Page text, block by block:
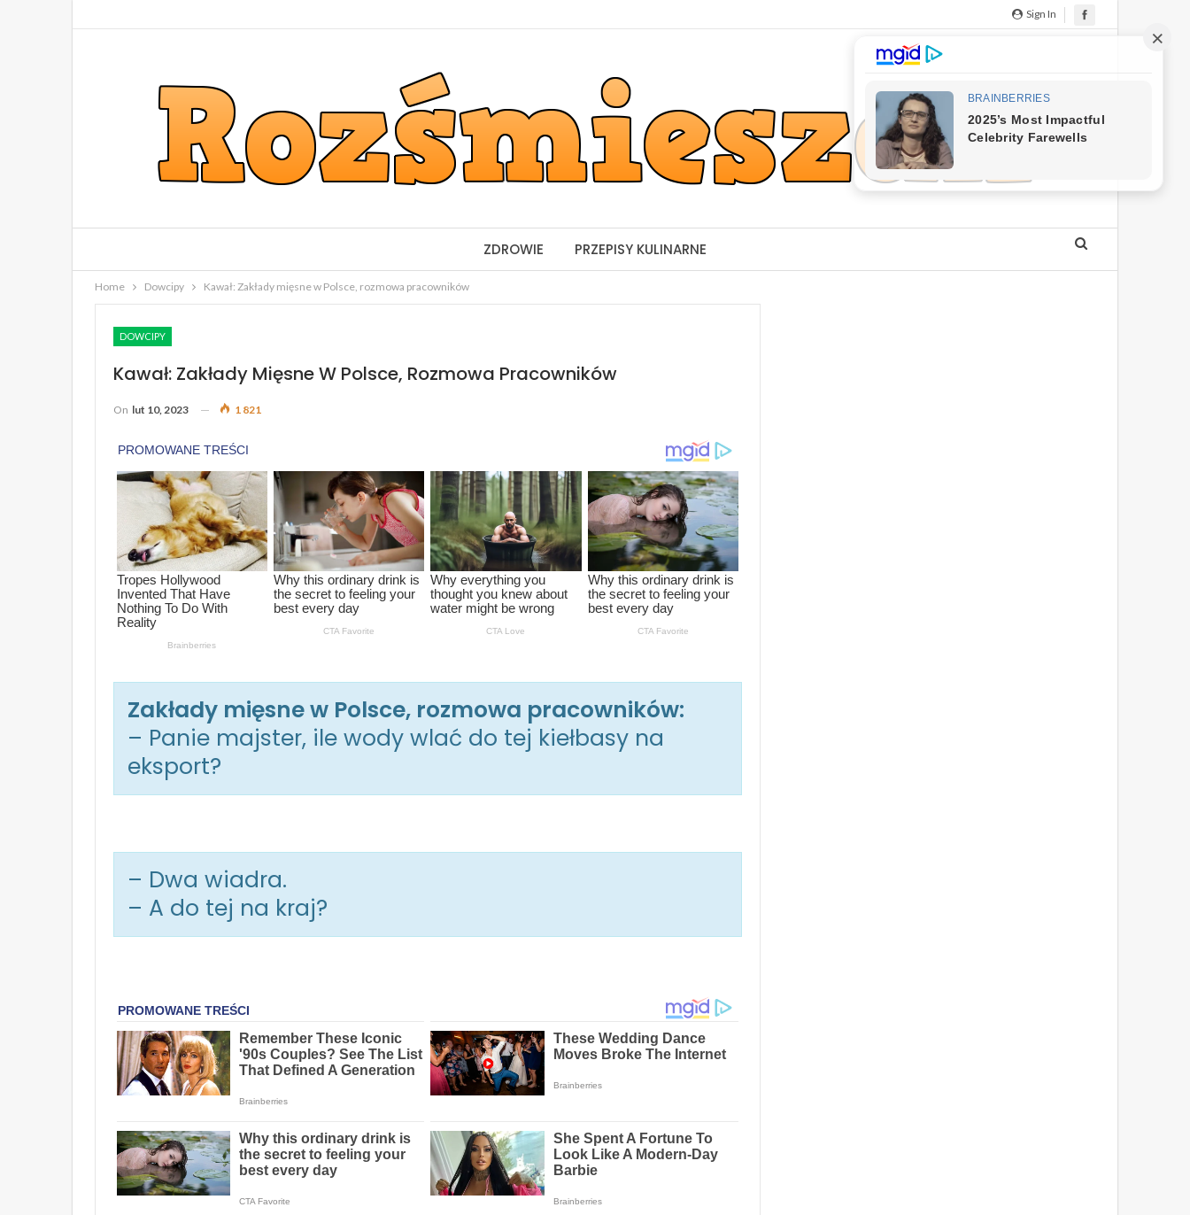
Sign In
ZDROWIE PRZEPISY KULINARNE
Home Dowcipy Kawał: Zakłady mięsne w Polsce, rozmowa pracowników
DOWCIPY
Kawał: Zakłady Mięsne W Polsce, Rozmowa Pracowników
On lut 10, 2023 1 821
Zakłady mięsne w Polsce, rozmowa pracowników:
– Panie majster, ile wody wlać do tej kiełbasy na
eksport?
– Dwa wiadra.
– A do tej na kraj?